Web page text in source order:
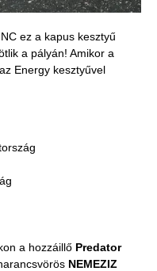
ez a kapus kesztyű
a pályán! Amikor a
Energy kesztyűvel
a hozzáillő Predator
NEMEZIZ